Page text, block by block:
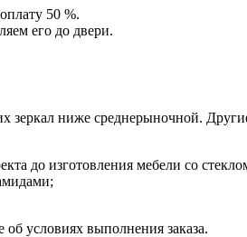
50 %.
его до двери.
зеркал ниже среднерыночной.
до изготовления мебели со
условиях выполнения заказа.